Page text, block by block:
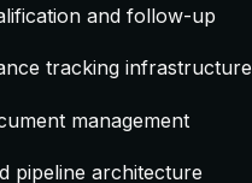
and follow-up
tracking infrastructure
management
pipeline architecture